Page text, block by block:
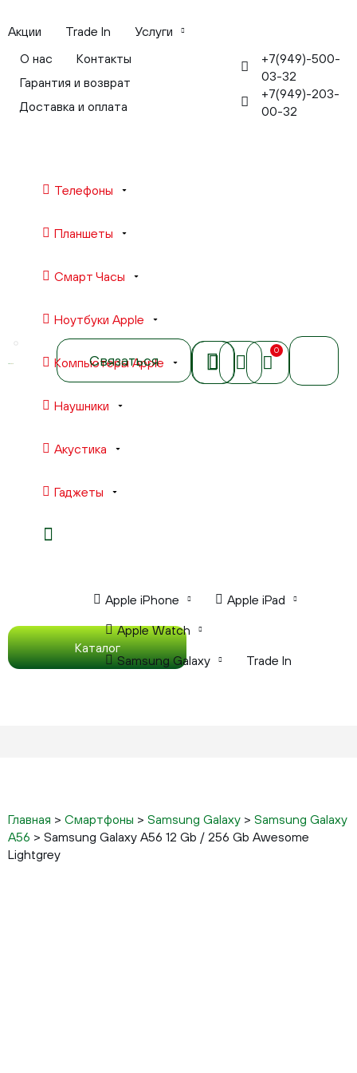
Акции Trade In
Услуги
О нас
Контакты
Гарантия и возврат
Доставка и оплата
+7(949)-500-
03-32
+7(949)-203-
00-32
Телефоны
Планшеты
Смарт Часы
Ноутбуки Apple
Компьютеры Apple
Наушники
Акустика
Гаджеты
Связаться
0
Каталог
Apple iPhone Apple iPad
Apple Watch
Samsung Galaxy Trade In
Главная > Смартфоны > Samsung Galaxy > Samsung Galaxy
A56 > Samsung Galaxy A56 12 Gb / 256 Gb Awesome
Lightgrey